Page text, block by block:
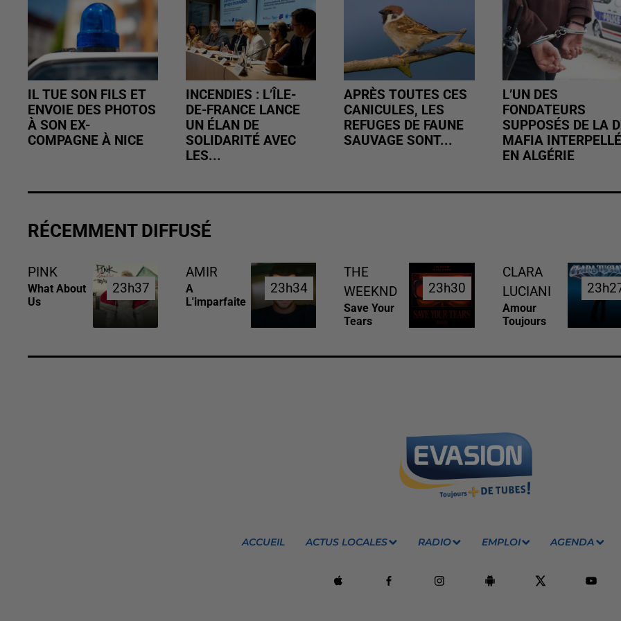
IL TUE SON FILS ET
ENVOIE DES PHOTOS
À SON EX-
COMPAGNE À NICE
INCENDIES : L’ÎLE-
DE-FRANCE LANCE
UN ÉLAN DE
SOLIDARITÉ AVEC
LES...
APRÈS TOUTES CES
CANICULES, LES
REFUGES DE FAUNE
SAUVAGE SONT...
L’UN DES
FONDATEURS
SUPPOSÉS DE LA
MAFIA INTERPELLÉ
EN ALGÉRIE
RÉCEMMENT DIFFUSÉ
PINK
What About
Us
23h37
23h37
AMIR
A
L'imparfaite
23h34
23h34
THE
WEEKND
Save Your
Tears
23h30
23h30
CLARA
LUCIANI
Amour
Toujours
ACCUEIL ACTUS LOCALES RADIO EMPLOI AGENDA